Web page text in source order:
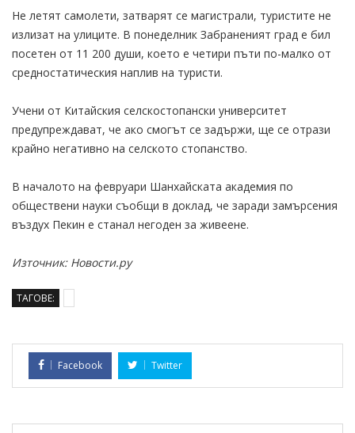
Не летят самолети, затварят се магистрали, туристите не
излизат на улиците. В понеделник Забраненият град е бил
посетен от 11 200 души, което е четири пъти по-малко от
средностатическия наплив на туристи.
Учени от Китайския селскостопански университет
предупреждават, че ако смогът се задържи, ще се отрази
крайно негативно на селското стопанство.
В началото на февруари Шанхайската академия по
обществени науки съобщи в доклад, че заради замърсения
въздух Пекин е станал негоден за живеене.
Източник: Новости.ру
ТАГОВЕ:
Facebook Twitter